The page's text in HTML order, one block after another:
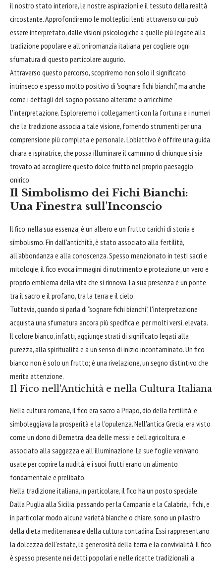
il nostro stato interiore, le nostre aspirazioni e il tessuto della realtà
circostante. Approfondiremo le molteplici lenti attraverso cui può
essere interpretato, dalle visioni psicologiche a quelle più legate alla
tradizione popolare e all'oniromanzia italiana, per cogliere ogni
sfumatura di questo particolare augurio.
Attraverso questo percorso, scopriremo non solo il significato
intrinseco e spesso molto positivo di "sognare fichi bianchi", ma anche
come i dettagli del sogno possano alterarne o arricchirne
l'interpretazione. Esploreremo i collegamenti con la fortuna e i numeri
che la tradizione associa a tale visione, fornendo strumenti per una
comprensione più completa e personale. L'obiettivo è offrire una guida
chiara e ispiratrice, che possa illuminare il cammino di chiunque si sia
trovato ad accogliere questo dolce frutto nel proprio paesaggio
onirico.
Il Simbolismo dei Fichi Bianchi:
Una Finestra sull'Inconscio
Il fico, nella sua essenza, è un albero e un frutto carichi di storia e
simbolismo. Fin dall'antichità, è stato associato alla fertilità,
all'abbondanza e alla conoscenza. Spesso menzionato in testi sacri e
mitologie, il fico evoca immagini di nutrimento e protezione, un vero e
proprio emblema della vita che si rinnova. La sua presenza è un ponte
tra il sacro e il profano, tra la terra e il cielo.
Tuttavia, quando si parla di "sognare fichi bianchi", l'interpretazione
acquista una sfumatura ancora più specifica e, per molti versi, elevata.
Il colore bianco, infatti, aggiunge strati di significato legati alla
purezza, alla spiritualità e a un senso di inizio incontaminato. Un fico
bianco non è solo un frutto; è una rivelazione, un segno distintivo che
merita attenzione.
Il Fico nell'Antichità e nella Cultura Italiana
Nella cultura romana, il fico era sacro a Priapo, dio della fertilità, e
simboleggiava la prosperità e la l'opulenza. Nell'antica Grecia, era visto
come un dono di Demetra, dea delle messi e dell'agricoltura, e
associato alla saggezza e all'illuminazione. Le sue foglie venivano
usate per coprire la nudità, e i suoi frutti erano un alimento
fondamentale e prelibato.
Nella tradizione italiana, in particolare, il fico ha un posto speciale.
Dalla Puglia alla Sicilia, passando per la Campania e la Calabria, i fichi, e
in particolar modo alcune varietà bianche o chiare, sono un pilastro
della dieta mediterranea e della cultura contadina. Essi rappresentano
la dolcezza dell'estate, la generosità della terra e la convivialità. Il fico
è spesso presente nei detti popolari e nelle ricette tradizionali, a